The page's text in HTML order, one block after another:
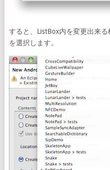
すると、ListBox内を変更出来る
を選択します。